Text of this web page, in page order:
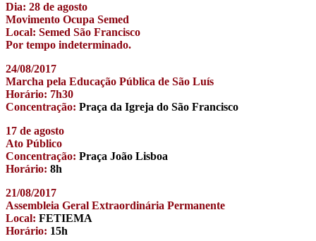
Dia: 28 de agosto
Movimento Ocupa Semed
Local: Semed São Francisco
Por tempo indeterminado.
24/08/2017
Marcha pela Educação Pública de São Luís
Horário: 7h30
Concentração: Praça da Igreja do São Francisco
17 de agosto
Ato Público
Concentração: Praça João Lisboa
Horário: 8h
21/08/2017
Assembleia Geral Extraordinária Permanente
Local: FETIEMA
Horário: 15h